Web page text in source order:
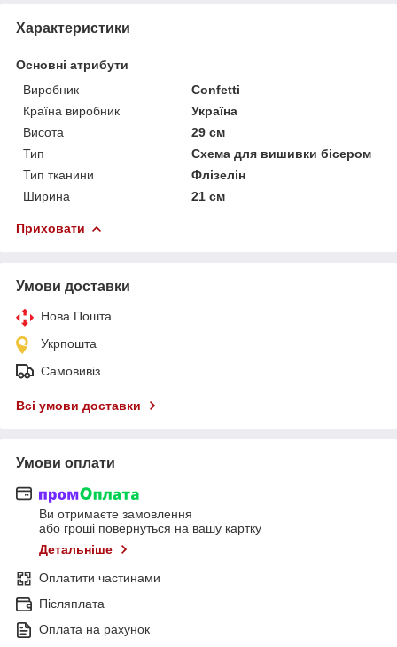
Характеристики
Основні атрибути
Виробник
Confetti
Країна виробник
Україна
Висота
29 см
Тип
Схема для вишивки бісером
Тип тканини
Флізелін
Ширина
21 см
Приховати
Умови доставки
Нова Пошта
Укрпошта
Самовивіз
Всі умови доставки
Умови оплати
Ви отримаєте замовлення
або гроші повернуться на вашу картку
Детальніше
Оплатити частинами
Післяплата
Оплата на рахунок